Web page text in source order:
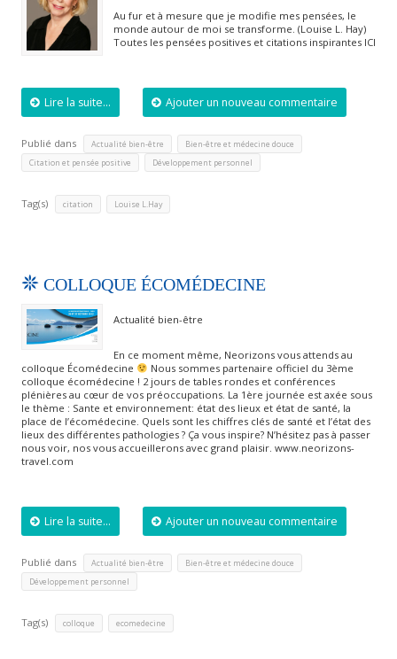
Au fur et à mesure que je modifie mes pensées, le
monde autour de moi se transforme. (Louise L. Hay)
Toutes les pensées positives et citations inspirantes ICI
Lire la suite... Ajouter un nouveau commentaire
Publié dans Actualité bien-être Bien-être et médecine douce
Citation et pensée positive Développement personnel
Tag(s) citation Louise L.Hay
COLLOQUE ÉCOMÉDECINE
Actualité bien-être
En ce moment même, Neorizons vous attends au
colloque Écomédecine
Nous sommes partenaire officiel du 3ème
colloque écomédecine ! 2 jours de tables rondes et conférences
plénières au cœur de vos préoccupations. La 1ère journée est axée sous
le thème : Sante et environnement: état des lieux et état de santé, la
place de l’écomédecine. Quels sont les chiffres clés de santé et l’état des
lieux des différentes pathologies ? Ça vous inspire? N’hésitez pas à passer
nous voir, nos vous accueillerons avec grand plaisir. www.neorizons-
travel.com
Lire la suite... Ajouter un nouveau commentaire
Publié dans Actualité bien-être Bien-être et médecine douce
Développement personnel
Tag(s) colloque ecomedecine